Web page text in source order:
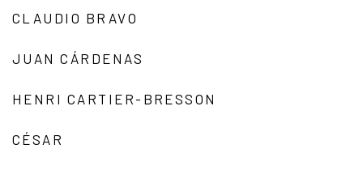
CLAUDIO BRAVO
JUAN CÁRDENAS
HENRI CARTIER-BRESSON
CÉSAR